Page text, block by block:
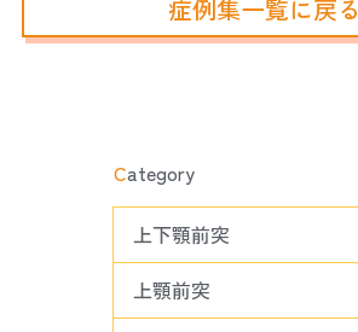
症例集一覧に戻る
Category
上下顎前突
上顎前突